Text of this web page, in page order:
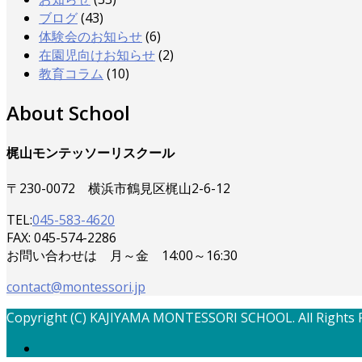
ブログ(43)
体験会のお知らせ(6)
在園児向けお知らせ(2)
教育コラム (10)
About School
梶山モンテッソーリスクール
〒230-0072 横浜市鶴見区梶山2-6-12
TEL:045-583-4620
FAX: 045-574-2286
お問い合わせは 月～金 14:00～16:30
contact@montessori.jp
Copyright (C) KAJIYAMA MONTESSORI SCHOOL. All Rights